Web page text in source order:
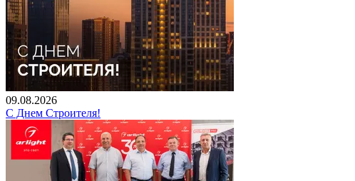
09.08.2026
С Днем Строителя!